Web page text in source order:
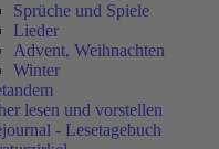
Sprüche und Spiele
Lieder
Advent, Weihnachten
Winter
lesen und vorstellen
- Lesetagebuch